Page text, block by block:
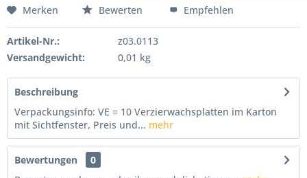
Merken Bewerten Empfehlen
Artikel-Nr.:
z03.0113
Versandgewicht:
0,01 kg
Beschreibung
Verpackungsinfo: VE = 10 Verzierwachsplatten im Karton
mit Sichtfenster, Preis und... mehr
Bewertungen
0